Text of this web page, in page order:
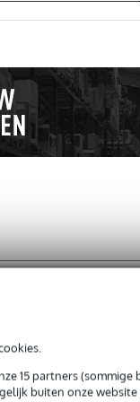
15 partners (sommige
buiten onze website